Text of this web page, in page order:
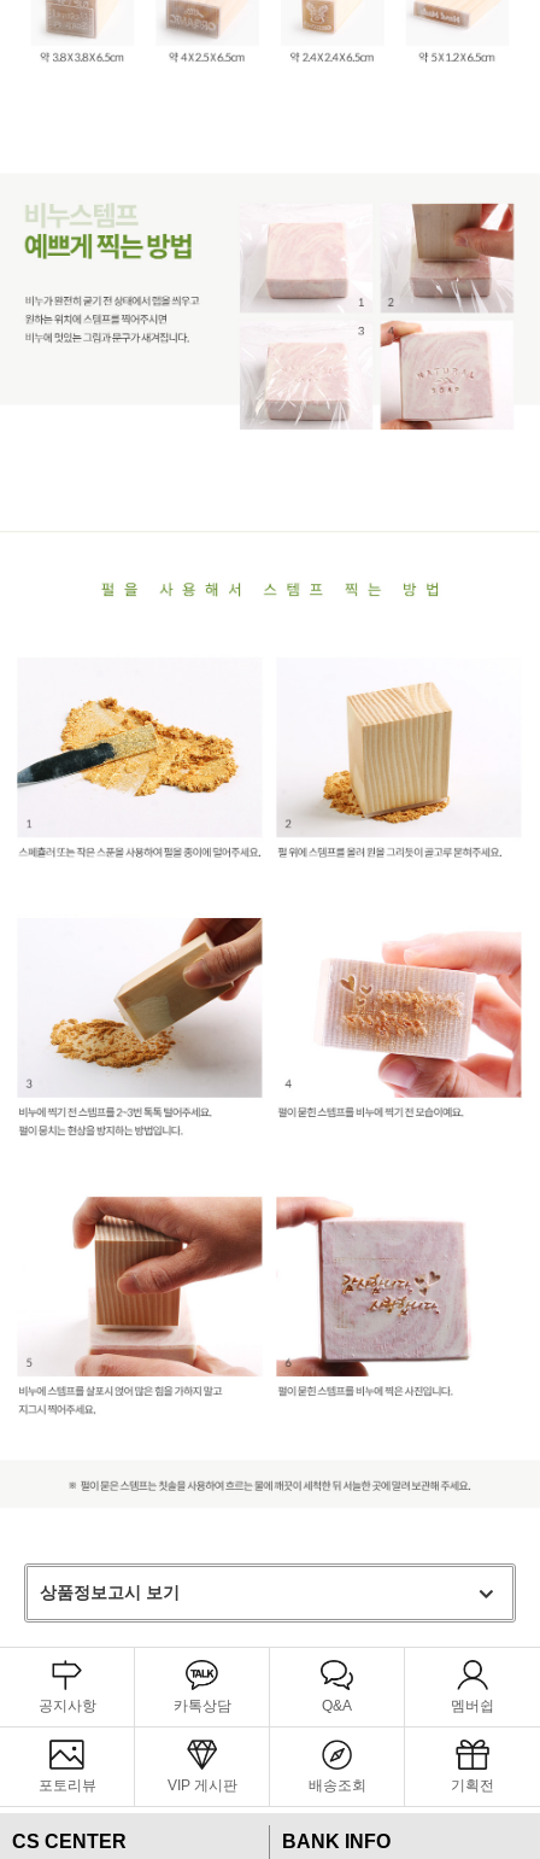
상품정보고시 보기
공지사항 카톡상담 Q&A 멤버쉽
포토리뷰 VIP 게시판 배송조회 기획전
CS CENTER BANK INFO